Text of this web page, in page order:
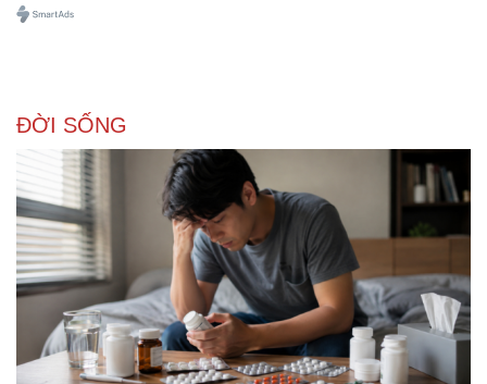
ĐỜI SỐNG